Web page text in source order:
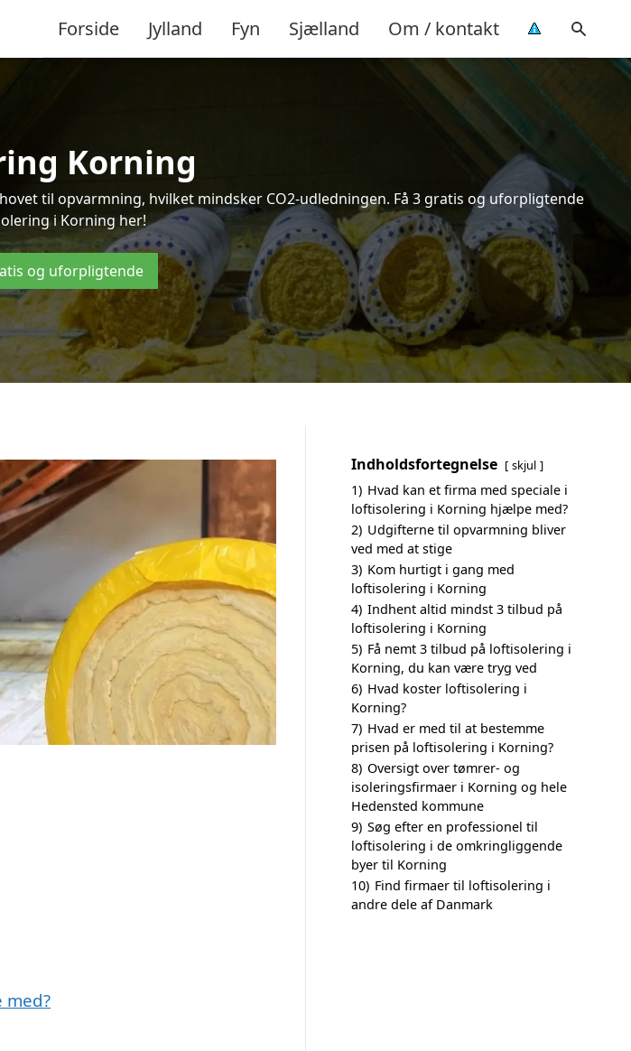
Forside Jylland Fyn Sjælland Om / kontakt
Korning
til opvarmning, hvilket mindsker CO2-udledningen. Få 3 gratis og uforpligtende
i Korning her!
og uforpligtende
Indholdsfortegnelse skjul
1) Hvad kan et firma med speciale i
loftisolering i Korning hjælpe med?
2) Udgifterne til opvarmning bliver
ved med at stige
3) Kom hurtigt i gang med
loftisolering i Korning
4) Indhent altid mindst 3 tilbud på
loftisolering i Korning
5) Få nemt 3 tilbud på loftisolering i
Korning, du kan være tryg ved
6) Hvad koster loftisolering i
Korning?
7) Hvad er med til at bestemme
prisen på loftisolering i Korning?
8) Oversigt over tømrer- og
isoleringsfirmaer i Korning og hele
Hedensted kommune
9) Søg efter en professionel til
loftisolering i de omkringliggende
byer til Korning
10) Find firmaer til loftisolering i
andre dele af Danmark